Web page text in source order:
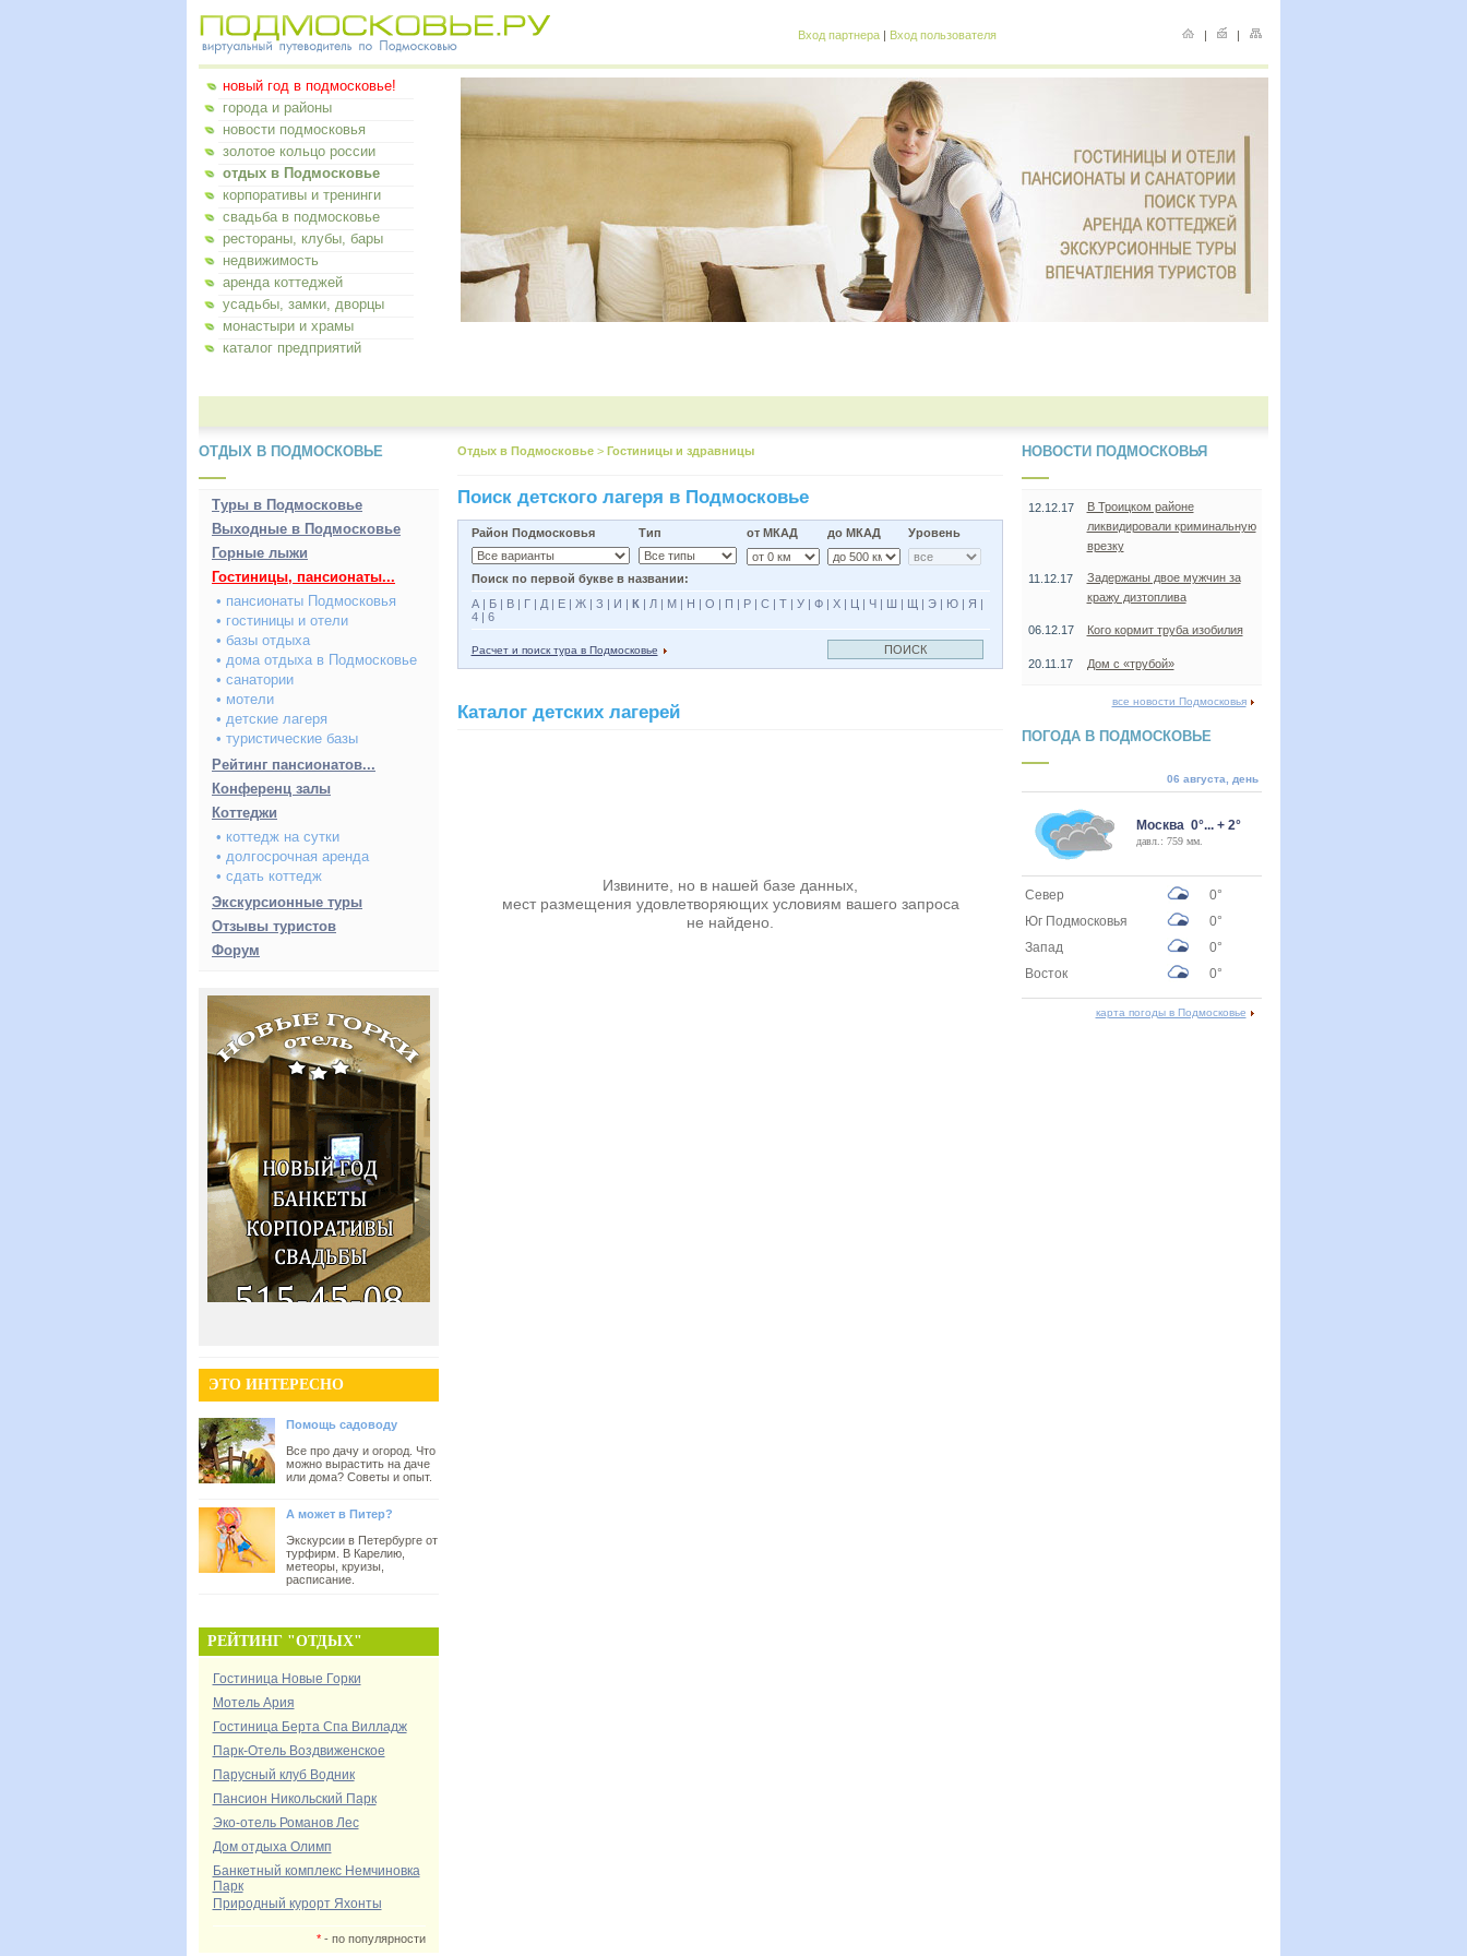
Вход партнера | Вход пользователя | |
новый год в подмосковье!
города и районы
новости подмосковья
золотое кольцо россии
отдых в Подмосковье
корпоративы и тренинги
свадьба в подмосковье
рестораны, клубы, бары
недвижимость
аренда коттеджей
усадьбы, замки, дворцы
монастыри и храмы
каталог предприятий
ОТДЫХ В ПОДМОСКОВЬЕ
Туры в Подмосковье
Выходные в Подмосковье
Горные лыжи
Гостиницы, пансионаты...
• пансионаты Подмосковья
• гостиницы и отели
• базы отдыха
• дома отдыха в Подмосковье
• санатории
• мотели
• детские лагеря
• туристические базы
Рейтинг пансионатов...
Конференц залы
Коттеджи
• коттедж на сутки
• долгосрочная аренда
• сдать коттедж
Экскурсионные туры
Отзывы туристов
Форум
ЭТО ИНТЕРЕСНО
Помощь садоводу
Все про дачу и огород. Что
можно вырастить на даче
или дома? Советы и опыт.
А может в Питер?
Экскурсии в Петербурге от
турфирм. В Карелию,
метеоры, круизы,
расписание.
РЕЙТИНГ "ОТДЫХ"
Гостиница Новые Горки
Мотель Ария
Гостиница Берта Спа Вилладж
Парк-Отель Воздвиженское
Парусный клуб Водник
Пансион Никольский Парк
Эко-отель Романов Лес
Дом отдыха Олимп
Банкетный комплекс Немчиновка
Парк
Природный курорт Яхонты
*- по популярности
Отдых в Подмосковье > Гостиницы и здравницы
Поиск детского лагеря в Подмосковье
Район Подмосковья Тип от МКАД до МКАД Уровень
Поиск по первой букве в названии:
А| Б| В| Г| Д| Е| Ж| З | И | К | Л| М| Н | О | П | Р| С| Т| У| Ф| Х| Ц | Ч| Ш | Щ | Э| Ю| Я |
4| 6
Расчет и поиск тура в Подмосковье
Каталог детских лагерей
Извините, но в нашей базе данных,
мест размещения удовлетворяющих условиям вашего запроса
не найдено.
НОВОСТИ ПОДМОСКОВЬЯ
12.12.17
В Троицком районе
ликвидировали криминальную
врезку
11.12.17
Задержаны двое мужчин за
кражу дизтоплива
06.12.17 Кого кормит труба изобилия
20.11.17 Дом с «трубой»
все новости Подмосковья
ПОГОДА В ПОДМОСКОВЬЕ
06 августа, день
Москва 0°... + 2°
давл.: 759 мм.
Север
0°
Юг Подмосковья
0°
Запад
0°
Восток
0°
карта погоды в Подмосковье